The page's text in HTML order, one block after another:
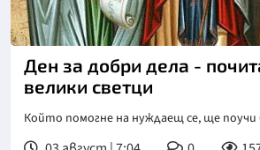
Ден за добри дела -
велики светци
Който помогне на нуждаещ се, ще поучи